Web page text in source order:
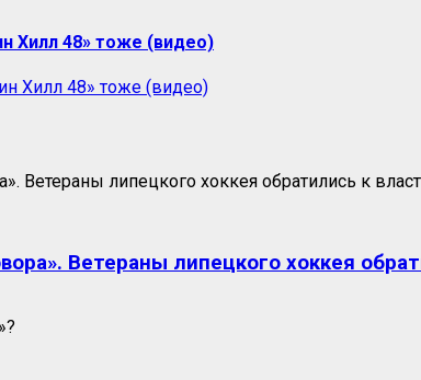
Хилл 48» тоже (видео)
Ветераны липецкого хоккея